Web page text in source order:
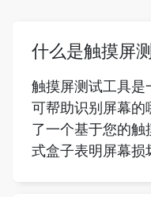
什么是触摸屏
触摸屏测试工具是
可帮助识别屏幕的
了一个基于您的触
式盒子表明屏幕损